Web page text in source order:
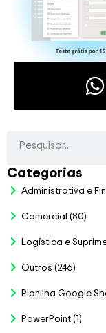
Categorias
Administrativa e
Comercial (80)
Logística e
Outros (246)
Planilha Google
PowerPoint(1)